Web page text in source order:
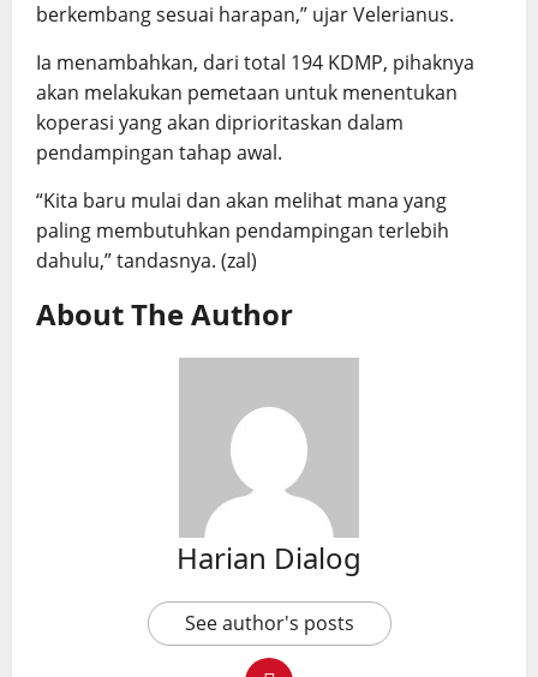
berkembang sesuai harapan,” ujar Velerianus.
Ia menambahkan, dari total 194 KDMP, pihaknya
akan melakukan pemetaan untuk menentukan
koperasi yang akan diprioritaskan dalam
pendampingan tahap awal.
“Kita baru mulai dan akan melihat mana yang
paling membutuhkan pendampingan terlebih
dahulu,” tandasnya. (zal)
About The Author
Harian Dialog
See author's posts